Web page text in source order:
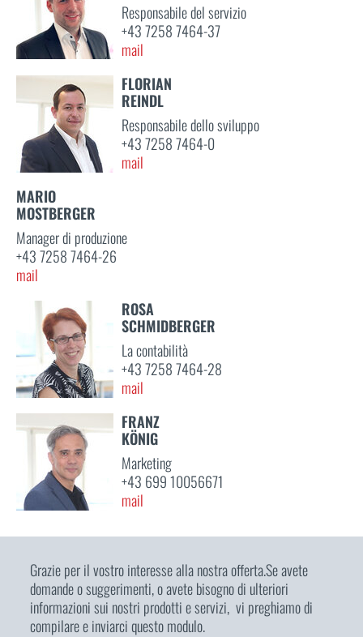
Responsabile del servizio
+43 7258 7464-37
mail
FLORIAN
REINDL
Responsabile dello sviluppo
+43 7258 7464-0
mail
MARIO
MOSTBERGER
Manager di produzione
+43 7258 7464-26
mail
ROSA
SCHMIDBERGER
La contabilità
+43 7258 7464-28
mail
FRANZ
KÖNIG
Marketing
+43 699 10056671
mail
Grazie per il vostro interesse alla nostra offerta.Se avete
domande o suggerimenti, o avete bisogno di ulteriori
informazioni sui nostri prodotti e servizi, vi preghiamo di
compilare e inviarci questo modulo.